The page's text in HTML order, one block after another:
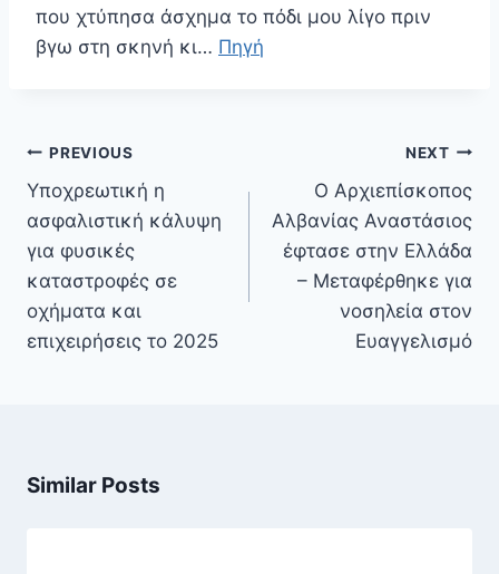
που χτύπησα άσχημα το πόδι μου λίγο πριν
βγω στη σκηνή κι… Πηγή
Πλοήγηση
άρθρων
PREVIOUS
Υποχρεωτική η
ασφαλιστική κάλυψη
για φυσικές
καταστροφές σε
οχήματα και
επιχειρήσεις το 2025
NEXT
Ο Αρχιεπίσκοπος
Αλβανίας Αναστάσιος
έφτασε στην Ελλάδα
– Μεταφέρθηκε για
νοσηλεία στον
Ευαγγελισμό
Similar Posts